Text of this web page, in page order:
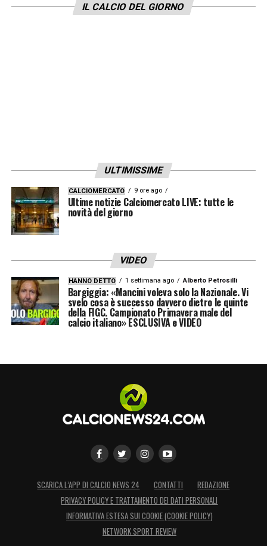
IL CALCIO DEL GIORNO
ULTIMISSIME
CALCIOMERCATO 9 ore ago
Ultime notizie Calciomercato LIVE: tutte le
novità del giorno
VIDEO
HANNO DETTO 1 settimana ago Alberto Petrosilli
Bargiggia: «Mancini voleva solo la Nazionale. Vi
svelo cosa è successo davvero dietro le quinte
della FIGC. Campionato Primavera male del
calcio italiano» ESCLUSIVA e VIDEO
SCARICA L’APP DI CALCIO NEWS 24 CONTATTI
REDAZIONE
PRIVACY POLICY E TRATTAMENTO DEI DATI PERSONALI
INFORMATIVA ESTESA SUI COOKIE (COOKIE POLICY)
NETWORK SPORT REVIEW